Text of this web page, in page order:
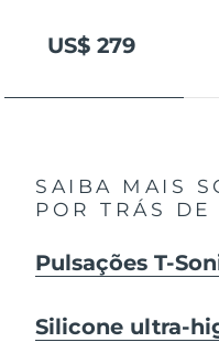
US$ 279
SAIBA MAIS
POR TRÁS DE
Pulsações T-
Silicone ultra-